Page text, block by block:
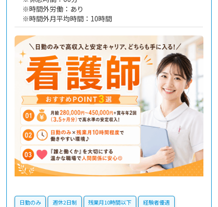
※時間外労働：あり
※時間外月平均時間：10時間
日勤のみ 週休2日制 残業月10時間以下 経験者優遇